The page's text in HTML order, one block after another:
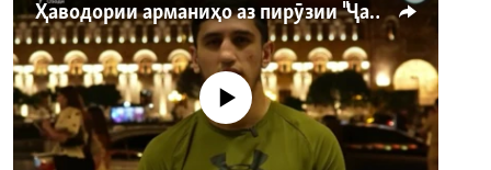
Ҳаводории арманиҳо аз пирӯзии "Ҷаллод"-и тоҷик
Феълан кор намекунад